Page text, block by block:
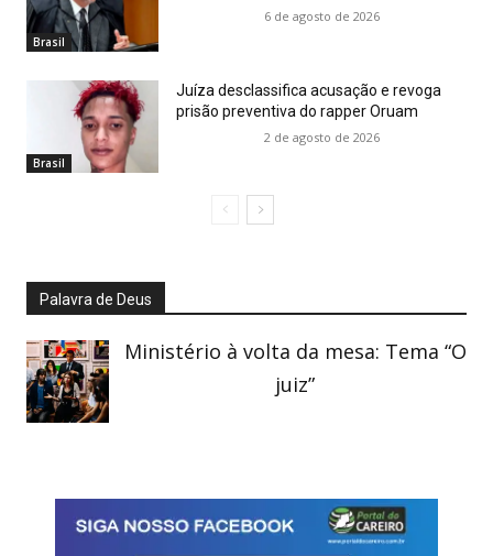
Brasil
6 de agosto de 2026
Brasil
Juíza desclassifica acusação e revoga
prisão preventiva do rapper Oruam
2 de agosto de 2026
Palavra de Deus
Ministério à volta da mesa: Tema “O
juiz”